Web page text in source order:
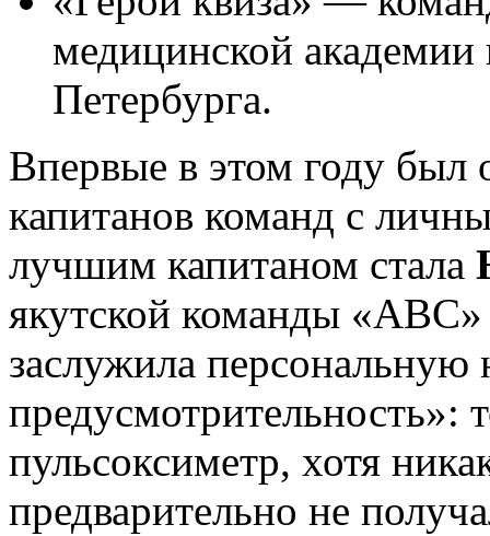
медицинской
Петербурга.
Впервые в этом году был
капитанов команд с
лучшим капитаном стала
якутской команды
заслужила
предусмотрительность»:
пульсоксиметр, хотя
предварительно не